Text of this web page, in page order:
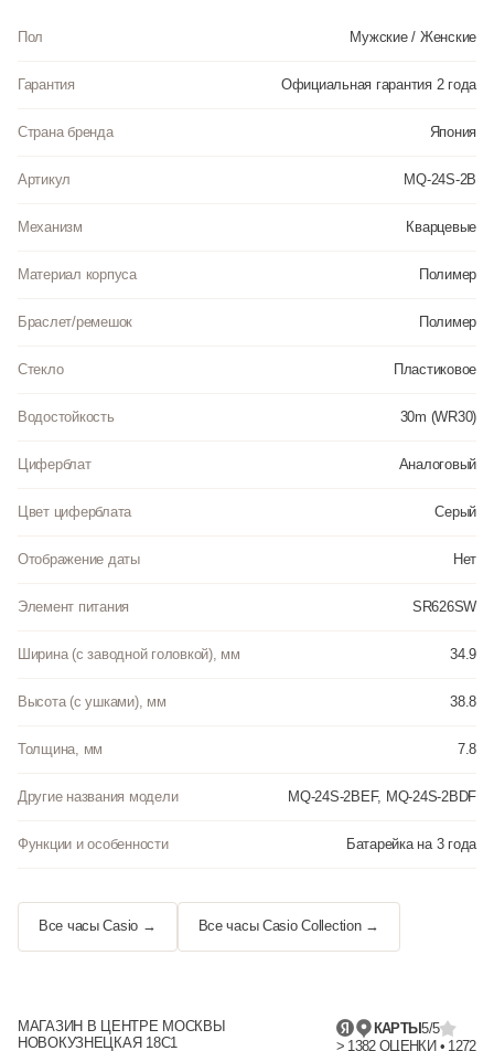
Пол Мужские / Женские
Гарантия Официальная гарантия 2 года
Страна бренда Япония
Артикул MQ-24S-2B
Механизм Кварцевые
Материал корпуса Полимер
Браслет/ремешок Полимер
Стекло Пластиковое
Водостойкость 30m (WR30)
Циферблат Аналоговый
Цвет циферблата Серый
Отображение даты Нет
Элемент питания SR626SW
Ширина (с заводной головкой), мм 34.9
Высота (с ушками), мм 38.8
Толщина, мм 7.8
Другие названия модели MQ-24S-2BEF, MQ-24S-2BDF
Функции и особенности Батарейка на 3 года
Все часы Casio → Все часы Casio Collection →
МАГАЗИН В ЦЕНТРЕ МОСКВЫ
НОВОКУЗНЕЦКАЯ 18С1
КАРТЫ5/5